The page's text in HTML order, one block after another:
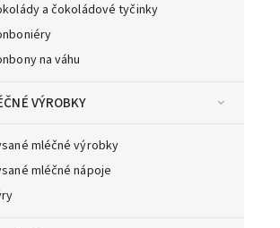
a čokoládové tyčinky
na váhu
VÝROBKY
mléčné výrobky
mléčné nápoje